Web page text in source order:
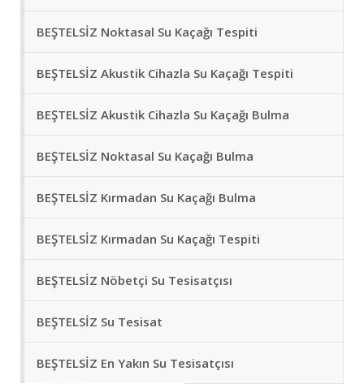
BEŞTELSİZ Noktasal Su Kaçağı Tespiti
BEŞTELSİZ Akustik Cihazla Su Kaçağı Tespiti
BEŞTELSİZ Akustik Cihazla Su Kaçağı Bulma
BEŞTELSİZ Noktasal Su Kaçağı Bulma
BEŞTELSİZ Kırmadan Su Kaçağı Bulma
BEŞTELSİZ Kırmadan Su Kaçağı Tespiti
BEŞTELSİZ Nöbetçi Su Tesisatçısı
BEŞTELSİZ Su Tesisat
BEŞTELSİZ En Yakın Su Tesisatçısı